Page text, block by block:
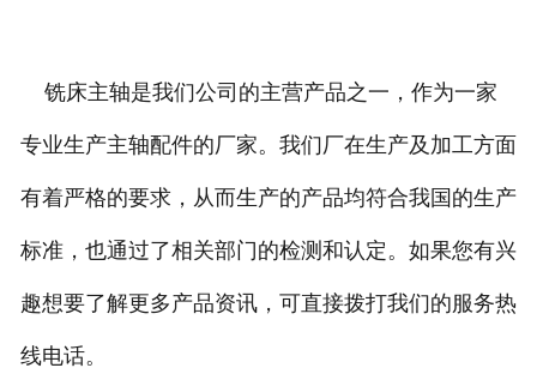
铣床主轴是我们公司的主营产品之一，作为一家
专业生产主轴配件的厂家。我们厂在生产及加工方面
有着严格的要求，从而生产的产品均符合我国的生产
标准，也通过了相关部门的检测和认定。如果您有兴
趣想要了解更多产品资讯，可直接拨打我们的服务热
线电话。